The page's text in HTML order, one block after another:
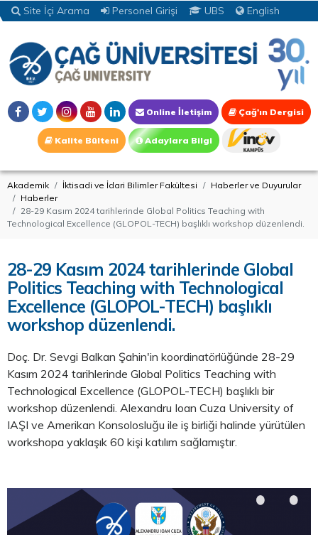
Site İçi Arama Personel Girişi UBS English
Online İletişim Çağ'ın Dergisi
Kalite Bülteni Adaylara Bilgi
Akademik İktisadi ve İdari Bilimler Fakültesi
Haberler ve Duyurular
Haberler
28-29 Kasım 2024 tarihlerinde Global Politics Teaching with
Technological Excellence (GLOPOL-TECH) başlıklı workshop düzenlendi.
28-29 Kasım 2024 tarihlerinde Global
Politics Teaching with Technological
Excellence (GLOPOL-TECH) başlıklı
workshop düzenlendi.
Doç. Dr. Sevgi Balkan Şahin'in koordinatörlüğünde 28-29
Kasım 2024 tarihlerinde Global Politics Teaching with
Technological Excellence (GLOPOL-TECH) başlıklı bir
workshop düzenlendi. Alexandru Ioan Cuza University of
IAŞI ve Amerikan Konsolosluğu ile iş birliği halinde yürütülen
workshopa yaklaşık 60 kişi katılım sağlamıştır.